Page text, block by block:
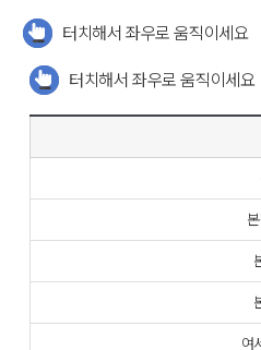
터치해서 좌우로 움직이세요
터치해서 좌우로 움직이세요
여